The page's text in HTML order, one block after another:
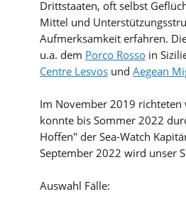
Drittstaaten, oft selbst
Mittel und
Aufmerksamkeit erfahren.
u.a. dem Porco Rosso in
Centre Lesvos und Aegean
Im November 2019
konnte bis Sommer 2022
Hoffen" der Sea-Watch
September 2022 wird unser
Auswahl Fälle: